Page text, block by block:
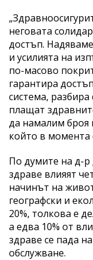
неговата
достъп.
и усилията на
по-масово
гарантира
система, разбира
плащат
да намалим броя
който в момента
По думите на д-
здраве влияят
начинът на
географски и
20%, толкова е
а едва 10% от
здраве се пада
обслужване.